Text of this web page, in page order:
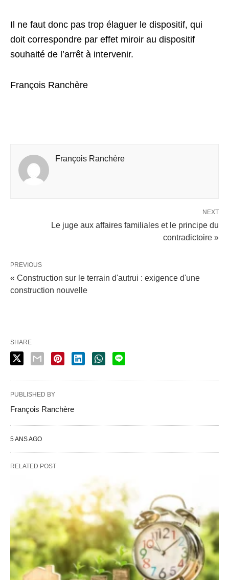
Il ne faut donc pas trop élaguer le dispositif, qui
doit correspondre par effet miroir au dispositif
souhaité de l’arrêt à intervenir.
François Ranchère
François Ranchère
NEXT
Le juge aux affaires familiales et le principe du
contradictoire »
PREVIOUS
« Construction sur le terrain d'autrui : exigence d'une
construction nouvelle
SHARE
PUBLISHED BY
François Ranchère
5 ANS AGO
RELATED POST